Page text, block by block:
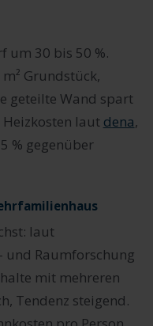
um 30 bis 50 %.
Grundstück,
geteilte Wand spart
Heizkosten laut dena,
% gegenüber
laut
und Raumforschung
mit mehreren
Tendenz steigend.